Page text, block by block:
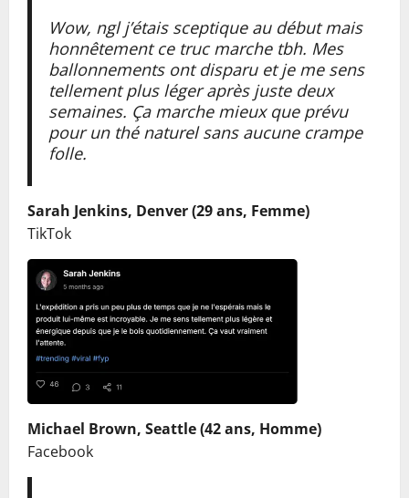
Wow, ngl j’étais sceptique au début mais
honnêtement ce truc marche tbh. Mes
ballonnements ont disparu et je me sens
tellement plus léger après juste deux
semaines. Ça marche mieux que prévu
pour un thé naturel sans aucune crampe
folle.
Sarah Jenkins, Denver (29 ans, Femme)
TikTok
Michael Brown, Seattle (42 ans, Homme)
Facebook